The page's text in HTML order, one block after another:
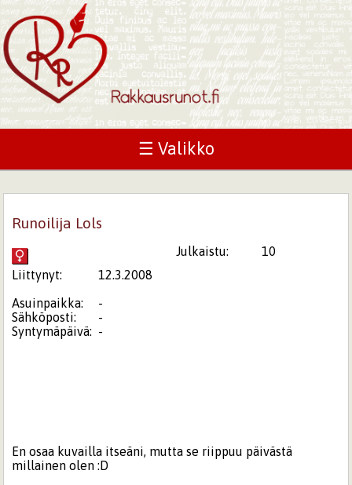
☰ Valikko
Runoilija Lols
Julkaistu:
10
Liittynyt:
12.3.2008
Asuinpaikka:
-
Sähköposti:
-
Syntymäpäivä: -
En osaa kuvailla itseäni, mutta se riippuu päivästä
millainen olen :D